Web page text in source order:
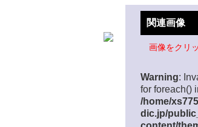
関連画像
画像をクリ
Warning:
for foreach()
/home/
dic.jp/